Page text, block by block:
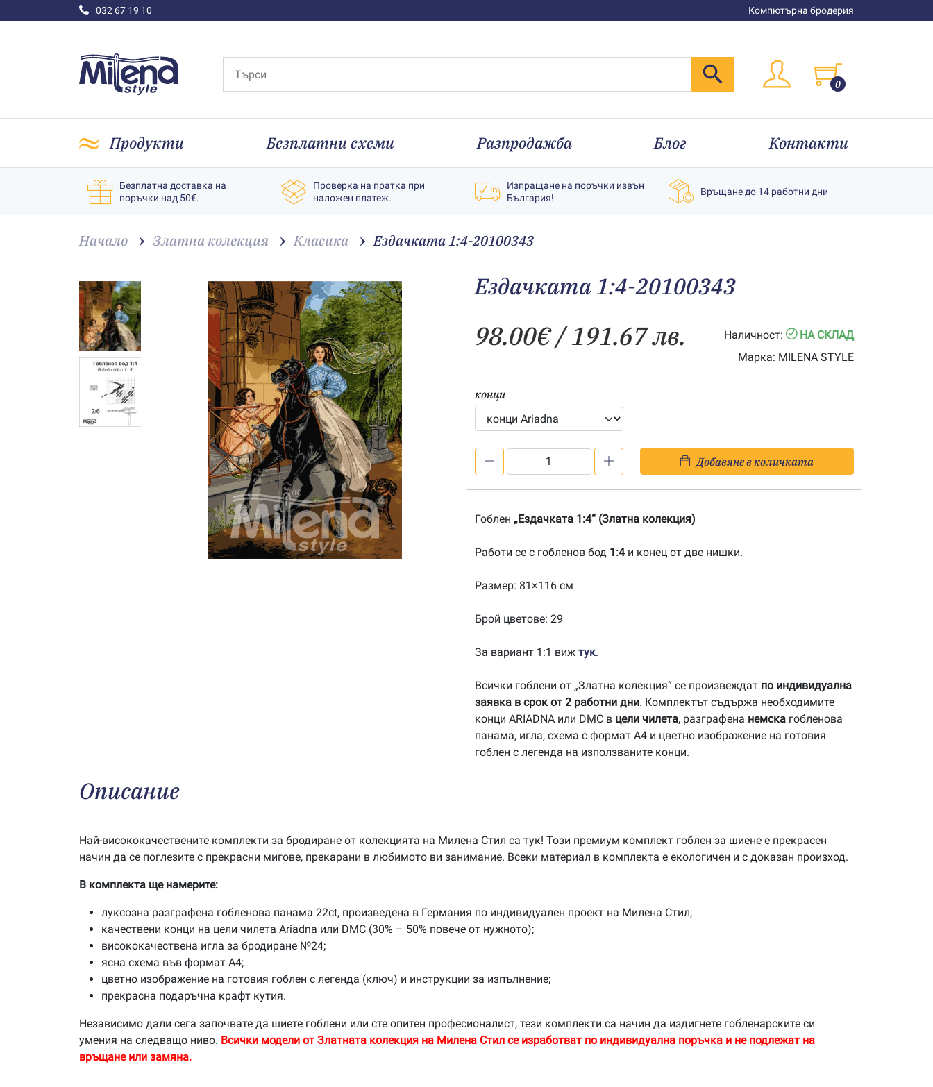
032 67 19 10 Компютърна бродерия
0
Продукти Безплатни схеми Разпродажба Блог Контакти
Безплатна доставка на
поръчки над 50€.
Проверка на пратка при
наложен платеж.
Изпращане на поръчки извън
България!
Връщане до 14 работни дни
Начало Златна колекция Класика Ездачката 1:4-20100343
Ездачката 1:4-20100343
98.00€/ 191.67 лв. Наличност:
НА СКЛАД
Марка: MILENA STYLE
конци
1:4-
Добавяне в количката
Гоблен „Ездачката 1:4“ (Златна колекция)
Работи се с гобленов бод 1:4и конец от две нишки.
Размер: 81×116 см
Брой цветове: 29
За вариант 1:1 виж тук.
Всички гоблени от „Златна колекция“ се произвеждат по индивидуална
заявка в срок от 2 работни дни. Комплектът съдържа необходимите
конци ARIADNA или DMC в цели чилета, разграфена немска гобленова
панама, игла, схема с формат А4 и цветно изображение на готовия
гоблен с легенда на използваните конци.
Описание
Най-висококачествените комплекти за бродиране от колекцията на Милена Стил са тук! Този премиум комплект гоблен за шиене е прекрасен
начин да се поглезите с прекрасни мигове, прекарани в любимото ви занимание. Всеки материал в комплекта е екологичен и с доказан произход.
В комплекта ще намерите:
луксозна разграфена гобленова панама 22ct, произведена в Германия по индивидуален проект на Милена Стил;
качествени конци на цели чилета Ariadna или DMC (30% – 50% повече от нужното);
висококачествена игла за бродиране №24;
ясна схема във формат А4;
цветно изображение на готовия гоблен с легенда (ключ) и инструкции за изпълнение;
прекрасна подаръчна крафт кутия.
Независимо дали сега започвате да шиете гоблени или сте опитен професионалист, тези комплекти са начин да издигнете гобленарските си
умения на следващо ниво. Всички модели от Златната колекция на Милена Стил се изработват по индивидуална поръчка и не подлежат на
връщане или замяна.